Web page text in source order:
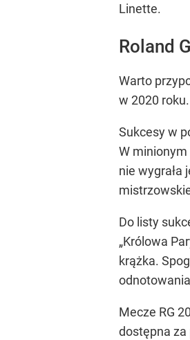
Linette.
Roland
Warto
w 2020
Sukcesy w
W minionym
nie wygrała
Do listy
„Królowa
krążka.
Mecze RG
dostępna za